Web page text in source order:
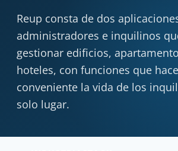
Reup consta de dos
administradores e inquilinos
gestionar edificios,
hoteles, con funciones que
conveniente la vida de los
solo lugar.